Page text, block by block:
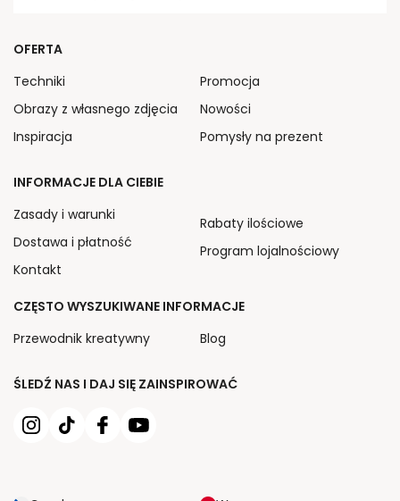
ŚLEDŹ NAS I DAJ SIĘ ZAINSPIROWAĆ
OFERTA
Techniki
Obrazy z własnego zdjęcia
Inspiracja
Promocja
Nowości
Pomysły na prezent
INFORMACJE DLA CIEBIE
Zasady i warunki
Dostawa i płatność
Kontakt
Rabaty ilościowe
Program lojalnościowy
CZĘSTO WYSZUKIWANE INFORMACJE
Przewodnik kreatywny
Blog